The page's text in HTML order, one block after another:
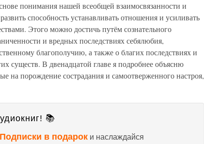
понимания нашей всеобщей взаимосвязанности и
способность устанавливать отношения и усиливать
Этого можно достичь путём сознательного
и вредных последствиях себялюбия,
благополучию, а также о благих последствиях и
существ. В двенадцатой главе я подробнее объясню
на порождение сострадания и самоотверженного настроя,
📚
в подарок и наслаждайся